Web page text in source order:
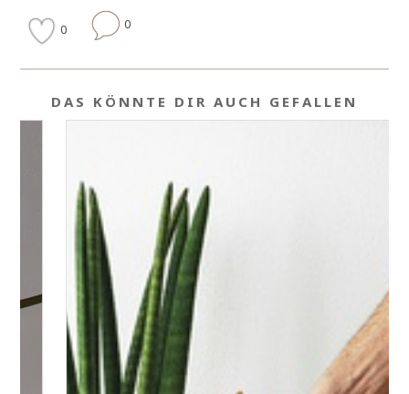
0 0
DAS KÖNNTE DIR AUCH GEFALLEN